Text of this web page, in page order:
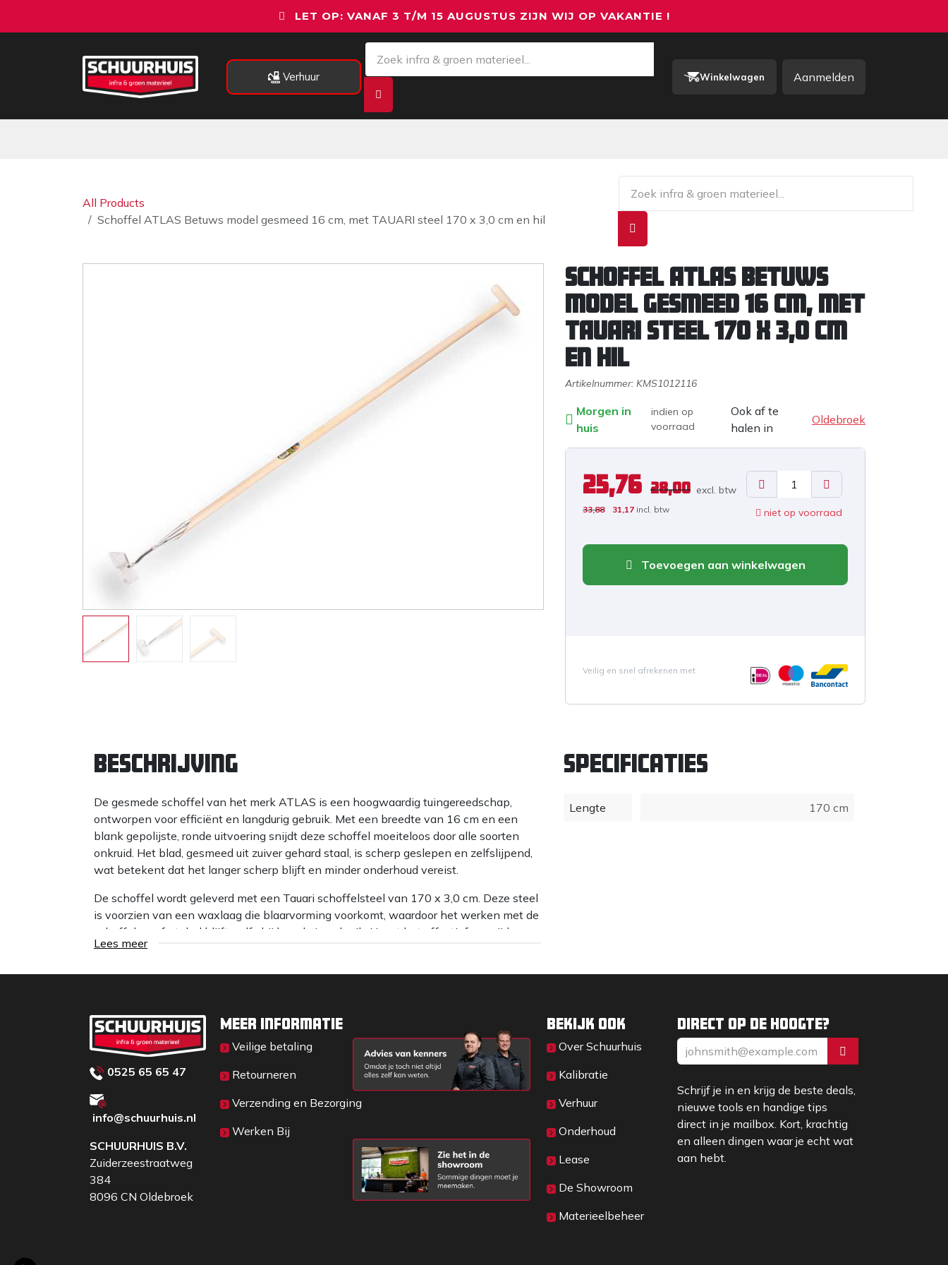
LET OP: VANAF 3 T/M 15 AUGUSTUS ZIJN WIJ OP VAKANTIE !
Verhuur Winkelwagen Aanmelden
All Products
Schoffel ATLAS Betuws model gesmeed 16 cm, met TAUARI steel 170 x 3,0 cm en hil
Schoffel ATLAS Betuws
model gesmeed 16 cm, met
TAUARI steel 170 x 3,0 cm
en hil
Artikelnummer: KMS1012116
Morgen in
huis
indien op
voorraad
Ook af te
halen in
Oldebroek
25,76 28,00 excl. btw
33,88 31,17 incl. btw niet op voorraad
Toevoegen aan winkelwagen
Veilig en snel afrekenen met
Beschrijving
De gesmede schoffel van het merk ATLAS is een hoogwaardig tuingereedschap,
ontworpen voor efficiënt en langdurig gebruik. Met een breedte van 16 cm en een
blank gepolijste, ronde uitvoering snijdt deze schoffel moeiteloos door alle soorten
onkruid. Het blad, gesmeed uit zuiver gehard staal, is scherp geslepen en zelfslijpend,
wat betekent dat het langer scherp blijft en minder onderhoud vereist.
De schoffel wordt geleverd met een Tauari schoffelsteel van 170 x 3,0 cm. Deze steel
is voorzien van een waxlaag die blaarvorming voorkomt, waardoor het werken met de
schoffel comfortabel blijft, zelfs bij langdurig gebruik. Naast het effectief verwijderen
van onkruid, maakt de schoffel de grond los, wat de bodemstructuur ten goede komt.
De combinatie van de hoogwaardige materialen en het ergonomische ontwerp maakt
Lees meer
Specificaties
Lengte 170 cm
Direct op de hoogte?
Schrijf je in en krijg de beste deals,
nieuwe tools en handige tips
direct in je mailbox. Kort, krachtig
en alleen dingen waar je echt wat
aan hebt.
Bekijk ook
Over Sc​huurhuis
Kalibratie
Verhuur
Onderhoud
Lease
De Showroom
Materieelbeheer
0525 65 65 47
info@schuurhuis.nl
SCHUURHUIS B.V.
Zuiderzeestraatweg
384
8096 CN Oldebroek
Meer informatie
Veilige betaling
Retourneren
Verzending en Bezorging
Werken Bij